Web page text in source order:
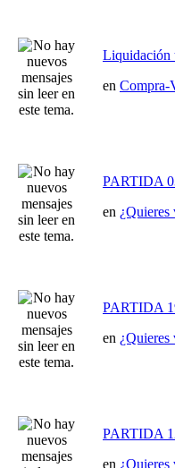
Liquidación
en Compra-
PARTIDA
en ¿Quieres
PARTIDA
en ¿Quieres
PARTIDA
en ¿Quieres